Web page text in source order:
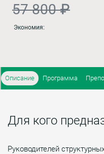
57 800 ₽
Экономия:
Описание Программа
Для кого
Руководителей